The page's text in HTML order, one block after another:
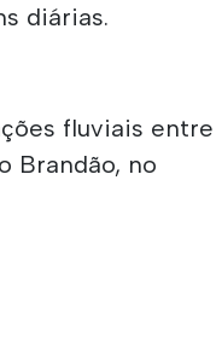
diárias.
fluviais entre
Brandão, no